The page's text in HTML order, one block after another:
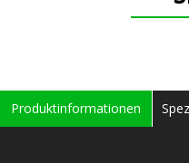
Produktinformationen